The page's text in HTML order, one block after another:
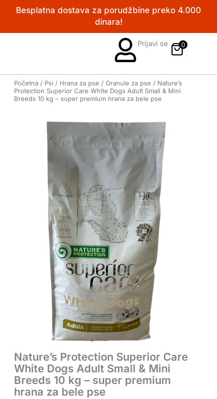
PređiBesplatna dostava za porudžbine preko 4.000
dinara!
Prijavi se 0
Početna / Psi / Hrana za pse /Granule za pse / Nature’s
Protection Superior Care White Dogs Adult Small & Mini
Breeds 10 kg – super premium hrana za bele pse
Nature’s Protection Superior Care
White Dogs Adult Small & Mini
Breeds 10 kg – super premium
hrana za bele pse